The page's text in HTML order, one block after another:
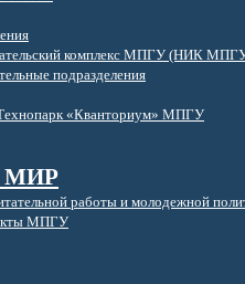
комплекс МПГУ (НИК
подразделения
«Кванториум» МПГУ
МИР
работы и молодежной
МПГУ